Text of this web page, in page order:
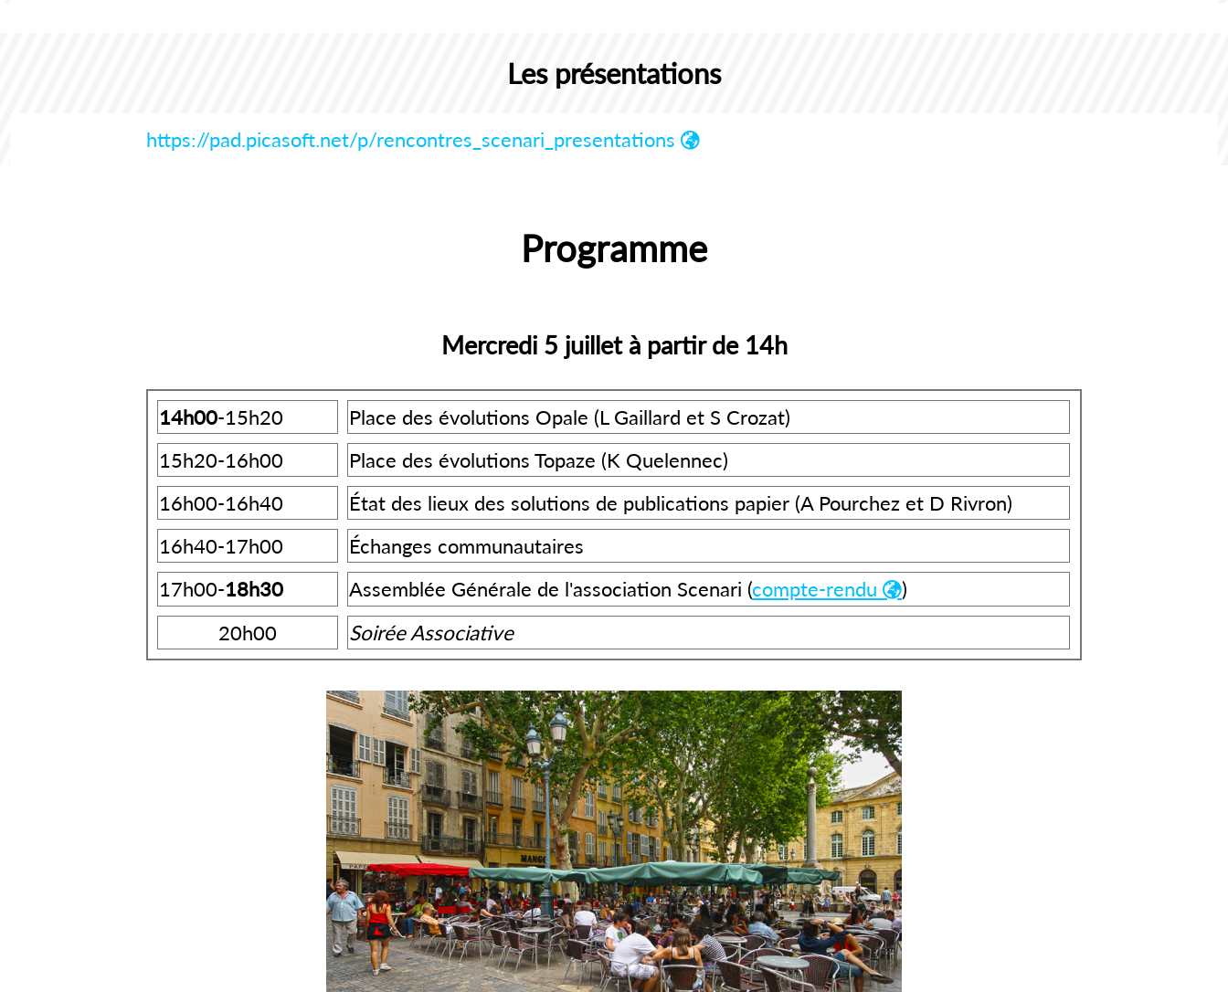
Les présentations
https://pad.picasoft.net/p/rencontres_scenari_presentations
Programme
Mercredi 5 juillet à partir de 14h
14h00-15h20
Place des évolutions Opale (L Gaillard et S Crozat)
15h20-16h00
Place des évolutions Topaze (K Quelennec)
16h00-16h40
État des lieux des solutions de publications papier (A Pourchez et D Rivron)
16h40-17h00
Échanges communautaires
17h00-18h30 Assemblée Générale de l'association Scenari (compte-rendu
)
20h00
Soirée Associative